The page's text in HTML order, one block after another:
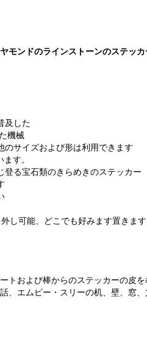
モンドのラインストーンのステッ
及した
機械
サイズおよび形は利用できます
す。
る宝石類のきらめきのステッカー
し可能、どこでも好みます置きます
トおよび棒からのステッカーの皮
、エムピー・スリーの机、壁、窓